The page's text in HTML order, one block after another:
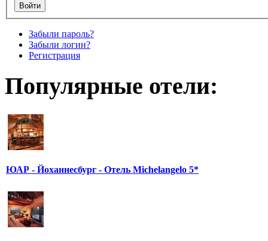
Забыли пароль?
Забыли логин?
Регистрация
Популярные отели:
ЮАР - Йоханнесбург - Отель Michelangelo 5*